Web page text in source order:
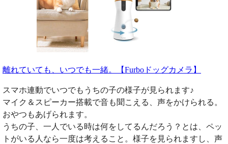
離れていても、いつでも一緒。【Furboドッグカメラ】
スマホ連動でいつでもうちの子の様子が見られます♪
マイク＆スピーカー搭載で音も聞こえる、声をかけられる。
おやつもあげられます。
うちの子、一人でいる時は何をしてるんだろう？とは、ペッ
トがいる人なら一度は考えること。様子を見られますし、声